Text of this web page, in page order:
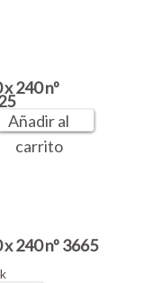
240 nº
Añadir al
carrito
240 nº 3665